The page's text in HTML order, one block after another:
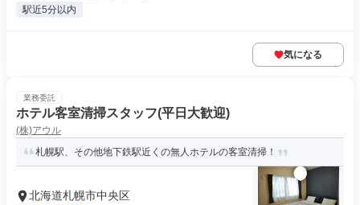
駅近5分以内
気になる
業務委託
ホテル客室清掃スタッフ(平日大歓迎)
(株)アウル
札幌駅、その他地下鉄駅近くの無人ホテルの客室清掃！
北海道札幌市中央区